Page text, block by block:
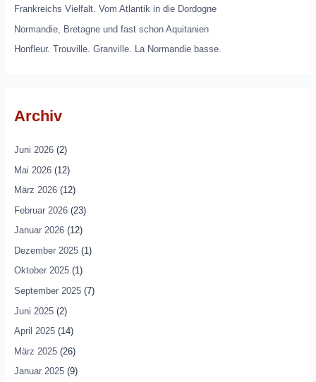
Frankreichs Vielfalt. Vom Atlantik in die Dordogne
Normandie, Bretagne und fast schon Aquitanien
Honfleur. Trouville. Granville. La Normandie basse.
Archiv
Juni 2026(2)
Mai 2026(12)
März 2026(12)
Februar 2026(23)
Januar 2026(12)
Dezember 2025(1)
Oktober 2025(1)
September 2025(7)
Juni 2025(2)
April 2025(14)
März 2025(26)
Januar 2025(9)